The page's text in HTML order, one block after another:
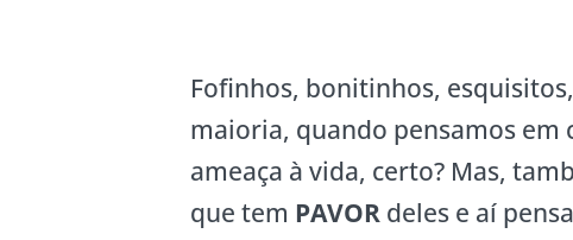
Fofinhos, bonitinhos,
maioria, quando pensamos em
ameaça à vida, certo? Mas,
que tem PAVOR deles e aí